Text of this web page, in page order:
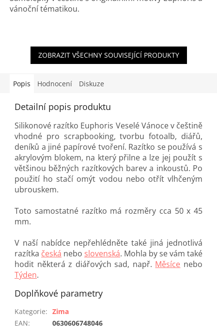
vánoční tématikou.
ZOBRAZIT VŠECHNY SOUVISEJÍCÍ PRODUKTY
Popis Hodnocení Diskuze
Detailní popis produktu
Silikonové razítko Euphoris Veselé Vánoce v češtině
vhodné pro scrapbooking, tvorbu fotoalb, diářů,
deníků a jiné papírové tvoření. Razítko se používá s
akrylovým blokem, na který přilne a lze jej použít s
většinou běžných razítkových barev a inkoustů. Po
použití ho stačí omýt vodou nebo otřít vlhčeným
ubrouskem.
Toto samostatné razítko má rozměry cca 50 x 45
mm.
V naší nabídce nepřehlédněte také jiná jednotlivá
razítka česká nebo slovenská. Mohla by se vám také
hodit některá z diářových sad, např. Měsíce nebo
Týden.
Doplňkové parametry
Kategorie: Zima
EAN: 0630606748046